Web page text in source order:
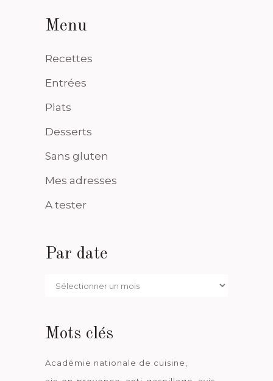
Menu
Recettes
Entrées
Plats
Desserts
Sans gluten
Mes adresses
A tester
Par date
Par
Mots clés
Académie nationale de cuisine